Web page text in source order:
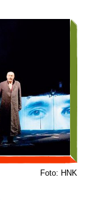
Foto: HNK